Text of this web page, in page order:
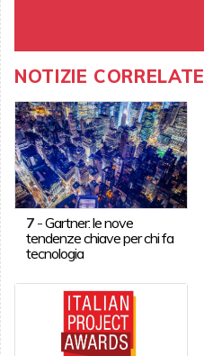
NOTIZIE CORRELATE
7-Gartner: le nove
tendenze chiave per chi fa
tecnologia